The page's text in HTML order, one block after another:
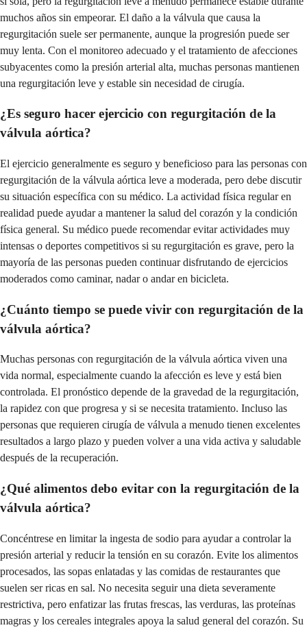
muchos años sin empeorar. El daño a la válvula que causa la
regurgitación suele ser permanente, aunque la progresión puede ser
muy lenta. Con el monitoreo adecuado y el tratamiento de afecciones
subyacentes como la presión arterial alta, muchas personas mantienen
una regurgitación leve y estable sin necesidad de cirugía.
¿Es seguro hacer ejercicio con regurgitación de la
válvula aórtica?
El ejercicio generalmente es seguro y beneficioso para las personas con
regurgitación de la válvula aórtica leve a moderada, pero debe discutir
su situación específica con su médico. La actividad física regular en
realidad puede ayudar a mantener la salud del corazón y la condición
física general. Su médico puede recomendar evitar actividades muy
intensas o deportes competitivos si su regurgitación es grave, pero la
mayoría de las personas pueden continuar disfrutando de ejercicios
moderados como caminar, nadar o andar en bicicleta.
¿Cuánto tiempo se puede vivir con regurgitación de la
válvula aórtica?
Muchas personas con regurgitación de la válvula aórtica viven una
vida normal, especialmente cuando la afección es leve y está bien
controlada. El pronóstico depende de la gravedad de la regurgitación,
la rapidez con que progresa y si se necesita tratamiento. Incluso las
personas que requieren cirugía de válvula a menudo tienen excelentes
resultados a largo plazo y pueden volver a una vida activa y saludable
después de la recuperación.
¿Qué alimentos debo evitar con la regurgitación de la
válvula aórtica?
Concéntrese en limitar la ingesta de sodio para ayudar a controlar la
presión arterial y reducir la tensión en su corazón. Evite los alimentos
procesados, las sopas enlatadas y las comidas de restaurantes que
suelen ser ricas en sal. No necesita seguir una dieta severamente
restrictiva, pero enfatizar las frutas frescas, las verduras, las proteínas
magras y los cereales integrales apoya la salud general del corazón. Su